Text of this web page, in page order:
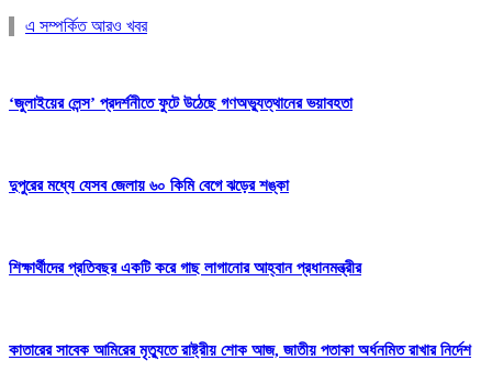
এ সম্পর্কিত আরও খবর
‘জুলাইয়ের লেন্স’ প্রদর্শনীতে ফুটে উঠেছে গণঅভ্যুত্থানের ভয়াবহতা
দুপুরের মধ্যে যেসব জেলায় ৬০ কিমি বেগে ঝড়ের শঙ্কা
শিক্ষার্থীদের প্রতিবছর একটি করে গাছ লাগানোর আহ্বান প্রধানমন্ত্রীর
কাতারের সাবেক আমিরের মৃত্যুতে রাষ্ট্রীয় শোক আজ, জাতীয় পতাকা অর্ধনমিত রাখার নির্দেশ